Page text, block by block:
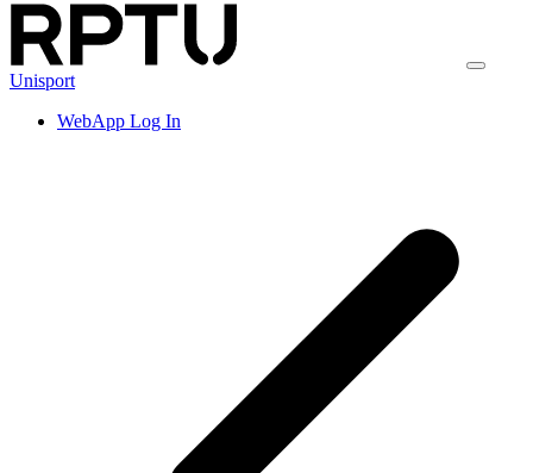
Unisport
WebApp Log In